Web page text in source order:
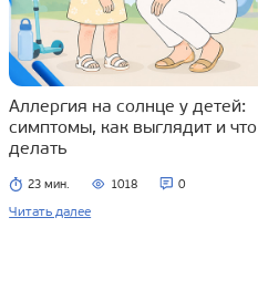
Аллергия на солнце у детей:
симптомы, как выглядит и что
делать
23 мин. 1018 0
Читать далее